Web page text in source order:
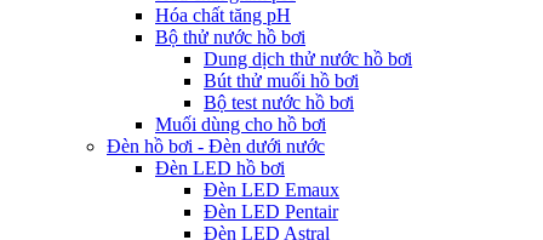
Hóa chất tăng pH
Bộ thử nước hồ bơi
Dung dịch thử nước hồ bơi
Bút thử muối hồ bơi
Bộ test nước hồ bơi
Muối dùng cho hồ bơi
Đèn hồ bơi - Đèn dưới nước
Đèn LED hồ bơi
Đèn LED Emaux
Đèn LED Pentair
Đèn LED Astral